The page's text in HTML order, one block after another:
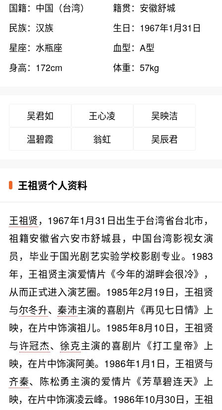
国籍：中国（台湾）
籍贯：安徽舒城
民族：汉族
生日：1967年1月31日
星座：水瓶座
血型：A型
身高：172cm
体重：57kg
吴君如 王心凌
吴映洁
温碧霞
翁虹 吴辰君
王祖贤个人资料
王祖贤，1967年1月31日出生于台湾省台北市，
祖籍安徽省六安市舒城县，中国台湾影视女演
员，毕业于国光剧艺实验学校影剧专业。1983
年，王祖贤主演爱情片《今年的湖畔会很冷》，
从而正式进入演艺圈。1985年2月19日，王祖贤
与尔冬升、秦沛主演的喜剧片《再见七日情》上
映，在片中饰演祖儿。1985年8月10日，王祖贤
与许冠杰、徐克主演的喜剧片《打工皇帝》上
映，在片中饰演阿美。1986年1月1日，王祖贤与
齐秦、陈松勇主演的爱情片《芳草碧连天》上
映，在片中饰演凌云峰。1986年10月30日，王祖